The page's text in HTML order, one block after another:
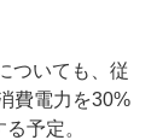
ついても、従
費電力を30%
予定。